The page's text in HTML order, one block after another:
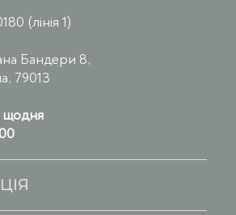
(лінія 1)
Бандери 8,
79013
щодня